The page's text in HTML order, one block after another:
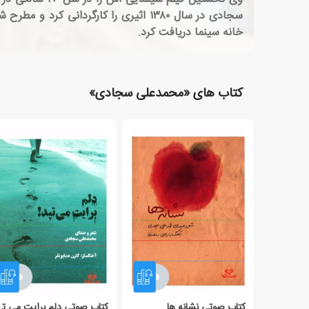
سجادی در سال ۱۳۸۰ اثیری را
خانه سینما دریافت کرد.
کتاب های «محمدعلی سجادی»